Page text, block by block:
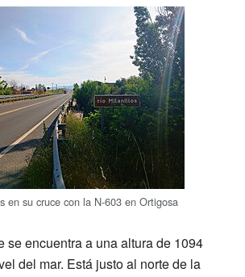
en su cruce con la N-603 en Ortigosa
se encuentra a una altura de 1094
del mar. Está justo al norte de la